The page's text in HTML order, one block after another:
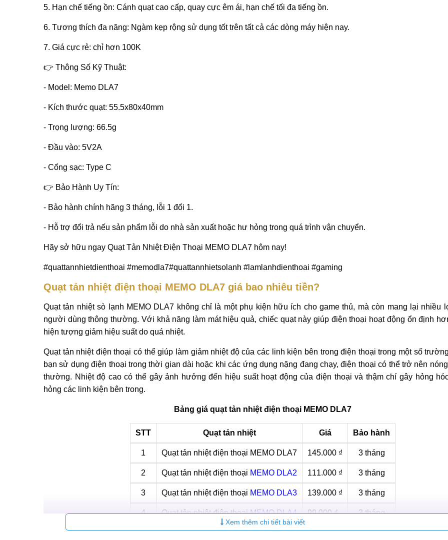
5. Hạn chế tiếng ồn: Cánh quạt cao cấp, quay cực êm ái, hạn chế tối đa tiếng ồn.
6. Tương thích đa năng: Ngàm kẹp rộng sử dụng tốt trên tất cả các dòng máy hiện nay.
7. Giá cực rẻ: chỉ hơn 100K
👉 Thông Số Kỹ Thuật:
- Model: Memo DLA7
- Kích thước quạt: 55.5x80x40mm
- Trọng lượng: 66.5g
- Đầu vào: 5V2A
- Cổng sạc: Type C
👉 Bảo Hành Uy Tín:
- Bảo hành chính hãng 3 tháng, lỗi 1 đổi 1.
- Hỗ trợ đổi trả nếu sản phẩm lỗi do nhà sản xuất hoặc hư hỏng trong quá trình vận chuyển.
Hãy sở hữu ngay Quạt Tản Nhiệt Điện Thoại MEMO DLA7 hôm nay!
#quattannhietdienthoai #memodla7#quattannhietsolanh #lamlanhdienthoai #gaming
Quạt tản nhiệt điện thoại MEMO DLA7 giá bao nhiêu tiền?
Quạt tản nhiệt sò lạnh MEMO DLA7 không chỉ là một phụ kiện hữu ích cho game thủ, mà còn mang lại nhiều
người dùng thông thường. Với khả năng làm mát hiệu quả, chiếc quạt này giúp điện thoại hoạt động ổn định
hiện tượng giảm hiệu suất do quá nhiệt.
Quạt tản nhiệt điện thoại có thể giúp làm giảm nhiệt độ của các linh kiện bên trong điện thoại trong một số
bạn sử dụng điện thoại trong thời gian dài hoặc khi các ứng dụng nặng đang chạy, điện thoại có thể trở nên
thường. Nhiệt độ cao có thể gây ảnh hưởng đến hiệu suất hoạt động của điện thoại và thậm chí gây hỏng
hỏng các linh kiện bên trong.
Bảng giá quạt tản nhiệt điện thoại MEMO DLA7
STT Quạt tản nhiệt Giá Bảo hành
1 Quạt tản nhiệt điện thoại MEMO DLA7 145.000 ₫ 3 tháng
2 Quạt tản nhiệt điện thoại MEMO DLA2 111.000 ₫ 3 tháng
3 Quạt tản nhiệt điện thoại MEMO DLA3 139.000 ₫ 3 tháng
4 Quạt tản nhiệt điện thoạiMEMO DLA4 99.000 ₫ 3 tháng
5 Quạt tản nhiệt điện thoạiMEMO DLA6 119.000 ₫ 3 tháng
Xem thêm chi tiết bài viết